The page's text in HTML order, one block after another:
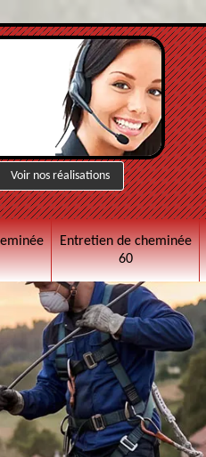
Voir nos réalisations
Entretien de cheminée
60
Pierre